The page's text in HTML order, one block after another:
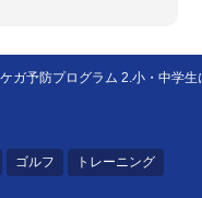
ガ予防プログラム 2.小・中学
ゴルフ トレーニング